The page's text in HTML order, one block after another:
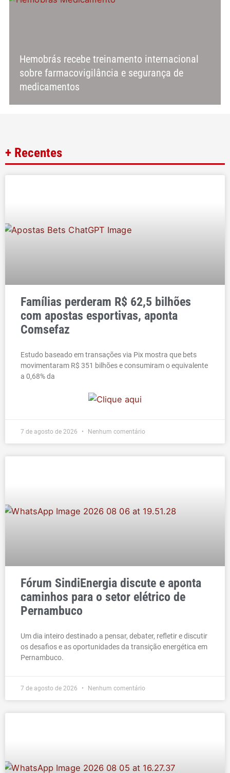
Hemobrás recebe treinamento internacional
sobre farmacovigilância e segurança de
medicamentos
+ Recentes
Famílias perderam R$ 62,5 bilhões
com apostas esportivas, aponta
Comsefaz
Estudo baseado em transações via Pix mostra que bets
movimentaram R$ 351 bilhões e consumiram o equivalente
a 0,68% da
7 de agosto de 2026 Nenhum comentário
Fórum SindiEnergia discute e aponta
caminhos para o setor elétrico de
Pernambuco
Um dia inteiro destinado a pensar, debater, refletir e discutir
os desafios e as oportunidades da transição energética em
Pernambuco.
7 de agosto de 2026 Nenhum comentário